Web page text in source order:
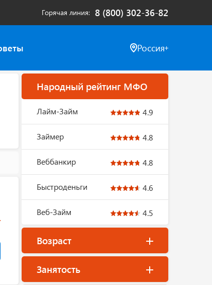
Горячая линия 8 (800) 302-36-82
Россия
Народный рейтинг МФО
Лайм-Займ 4.9
Займер 4.8
Веббанкир 4.8
Быстроденьги 4.6
Веб-Займ 4.5
Возраст
Занятость